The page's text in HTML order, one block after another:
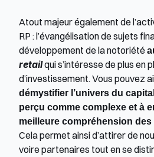
Atout majeur également de
RP : l’évangélisation de sujets
développement de la notoriété
retail qui s’intéresse de plus en
démystifier l’univers du
perçu comme complexe et à
meilleure compréhension
Cela permet ainsi d’attirer de
voire partenaires tout en se